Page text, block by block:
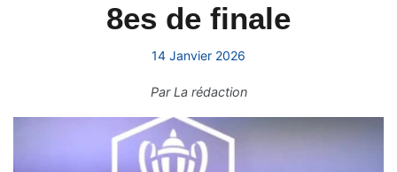
8es de finale
14 Janvier 2026
ParLa rédaction